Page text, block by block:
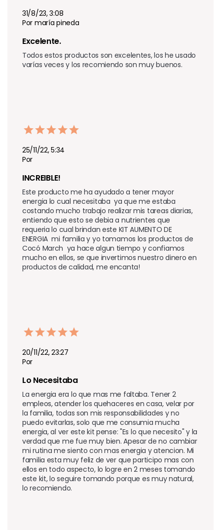
31/8/23, 3:08
Por maría pineda
Excelente.
Todos estos productos son excelentes, los he usado
varías veces y los recomiendo son muy buenos.
25/11/22, 5:34
Por
INCREIBLE!
Este producto me ha ayudado a tener mayor
energia lo cual necesitaba  ya que me estaba
costando mucho trabajo realizar mis tareas diarias,
entiendo que esto se debia a nutrientes que
requeria lo cual brindan este KIT AUMENTO DE
ENERGIA  mi familia y yo tomamos los productos de
Cocó March  ya hace algun tiempo y confiamos
mucho en ellos, se que invertimos nuestro dinero en
productos de calidad, me encanta!
20/11/22, 23:27
Por
Lo Necesitaba
La energia era lo que mas me faltaba. Tener 2
empleos, atender los quehaceres en casa, velar por
la familia, todas son mis responsabilidades y no
puedo evitarlas, solo que me consumia mucha
energia, al ver este kit pense: "Es lo que necesito" y la
verdad que me fue muy bien. Apesar de no cambiar
mi rutina me siento con mas energia y atencion. Mi
familia esta muy feliz de ver que participo mas con
ellos en todo aspecto, lo logre en 2 meses tomando
este kit, lo seguire tomando porque es muy natural,
lo recomiendo.